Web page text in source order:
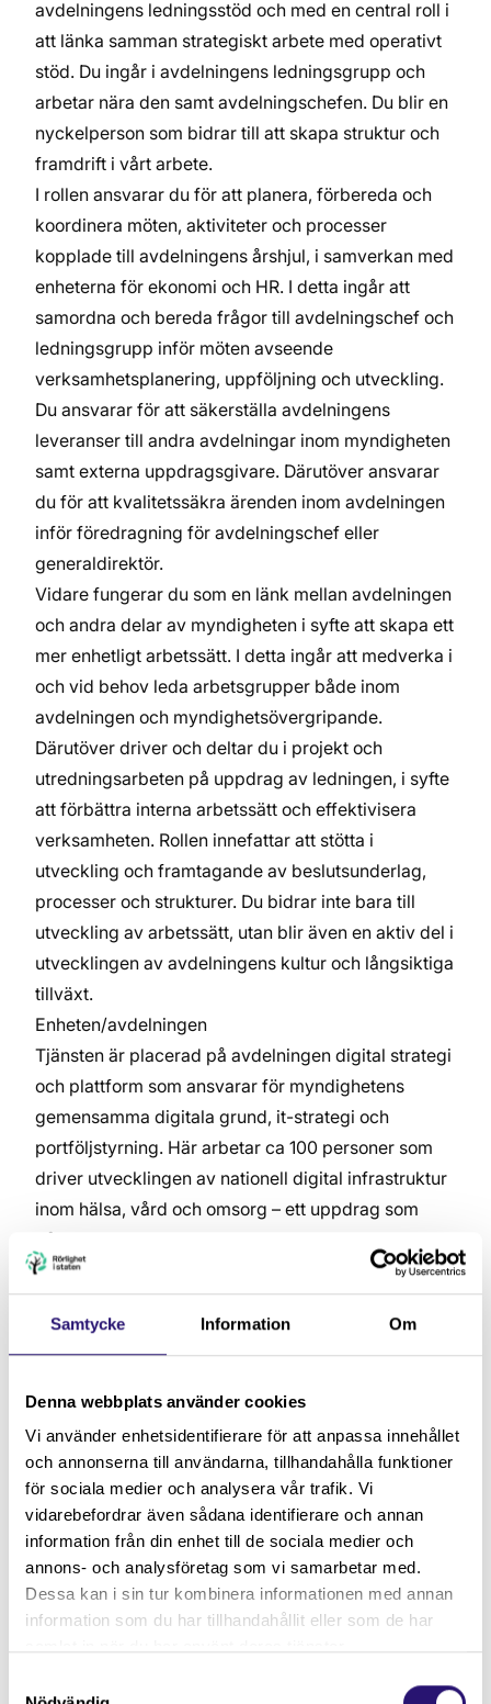
Samtycke Information Om
Denna webbplats använder cookies
Vi använder enhetsidentifierare för att anpassa innehållet
och annonserna till användarna, tillhandahålla funktioner
för sociala medier och analysera vår trafik. Vi
vidarebefordrar även sådana identifierare och annan
information från din enhet till de sociala medier och
annons- och analysföretag som vi samarbetar med.
Dessa kan i sin tur kombinera informationen med annan
information som du har tillhandahållit eller som de har
avdelningens ledningsstöd och med en central roll i
att länka samman strategiskt arbete med operativt
stöd. Du ingår i avdelningens ledningsgrupp och
arbetar nära den samt avdelningschefen. Du blir en
nyckelperson som bidrar till att skapa struktur och
framdrift i vårt arbete.
I rollen ansvarar du för att planera, förbereda och
koordinera möten, aktiviteter och processer
kopplade till avdelningens årshjul, i samverkan med
enheterna för ekonomi och HR. I detta ingår att
samordna och bereda frågor till avdelningschef och
ledningsgrupp inför möten avseende
verksamhetsplanering, uppföljning och utveckling.
Du ansvarar för att säkerställa avdelningens
leveranser till andra avdelningar inom myndigheten
samt externa uppdragsgivare. Därutöver ansvarar
du för att kvalitetssäkra ärenden inom avdelningen
inför föredragning för avdelningschef eller
generaldirektör.
Vidare fungerar du som en länk mellan avdelningen
och andra delar av myndigheten i syfte att skapa ett
mer enhetligt arbetssätt. I detta ingår att medverka i
och vid behov leda arbetsgrupper både inom
avdelningen och myndighetsövergripande.
Därutöver driver och deltar du i projekt och
utredningsarbeten på uppdrag av ledningen, i syfte
att förbättra interna arbetssätt och effektivisera
verksamheten. Rollen innefattar att stötta i
utveckling och framtagande av beslutsunderlag,
processer och strukturer. Du bidrar inte bara till
utveckling av arbetssätt, utan blir även en aktiv del i
utvecklingen av avdelningens kultur och långsiktiga
tillväxt.
Enheten/avdelningen
Tjänsten är placerad på avdelningen digital strategi
och plattform som ansvarar för myndighetens
gemensamma digitala grund, it-strategi och
portföljstyrning. Här arbetar ca 100 personer som
driver utvecklingen av nationell digital infrastruktur
inom hälsa, vård och omsorg – ett uppdrag som
både är samhällsviktigt och tekniskt utmanande.
Krav
minst två års erfarenhet av att arbeta i nära
samarbete med chefer och ledningsgrupper i en
koordinerande roll
minst två års erfarenhet av ekonomi, samt styrning
och uppföljning
minst två års erfarenhet av att arbeta i roller som
uppdragsledare, projektledare,
verksamhetsutvecklare eller motsvarande
erfarenhet av arbete inom statlig myndighet eller
annan offentlig verksamhet
akademisk examen alternativt likvärdig